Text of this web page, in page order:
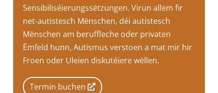
Sensibiliséierungssëtzungen. Virun allem fir
net-autistesch Mënschen, déi autistesch
Mënschen am beruffleche oder privaten
Ëmfeld hunn, Autismus verstoen a mat mir hir
Froen oder Uleien diskutéiere wëllen.
Termin buchen